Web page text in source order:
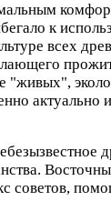
к
всех
актуально
советов,